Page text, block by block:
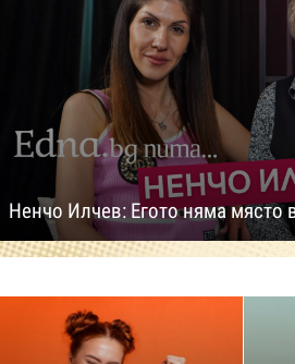
Ненчо Илчев: Егото няма място